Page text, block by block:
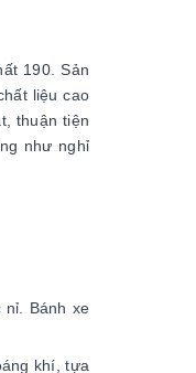
190. Sản
liệu cao
thuận tiện
như nghỉ
nỉ. Bánh xe
khí, tựa